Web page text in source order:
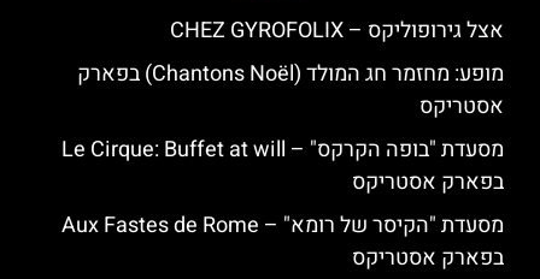
אצל גירופוליקס – CHEZ GYROFOLIX
מופע: מחזמר חג המולד (Chantons Noël) בפארק
אסטריקס
מסעדת "בופה הקרקס" – Le Cirque: Buffet at will
בפארק אסטריקס
מסעדת "הקיסר של רומא" – Aux Fastes de Rome
בפארק אסטריקס